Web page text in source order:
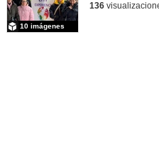
10 imágenes
136